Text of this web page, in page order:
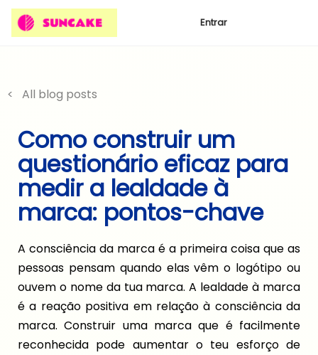
Entrar
< All blog posts
Como construir um
questionário eficaz para
medir a lealdade à
marca: pontos-chave
A consciência da marca é a primeira coisa que as
pessoas pensam quando elas vêm o logótipo ou
ouvem o nome da tua marca. A lealdade à marca
é a reação positiva em relação à consciência da
marca. Construir uma marca que é facilmente
reconhecida pode aumentar o teu esforço de